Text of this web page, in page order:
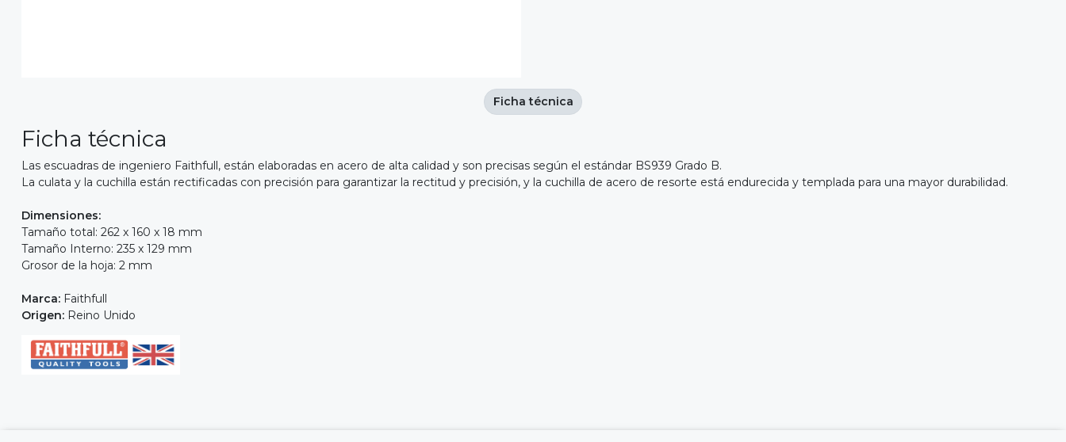
Ficha técnica
Las escuadras de ingeniero Faithfull, están elaboradas en acero de alta calidad y son precisas según el estándar BS939 Grado B.
La culata y la cuchilla están rectificadas con precisión para garantizar la rectitud y precisión, y la cuchilla de acero de resorte está endurecida y templada para una mayor durabilidad.
Dimensiones:
Tamaño total: 262 x 160 x 18 mm
Tamaño Interno: 235 x 129 mm
Grosor de la hoja: 2 mm
Marca: Faithfull
Origen: Reino Unido
Ficha técnica